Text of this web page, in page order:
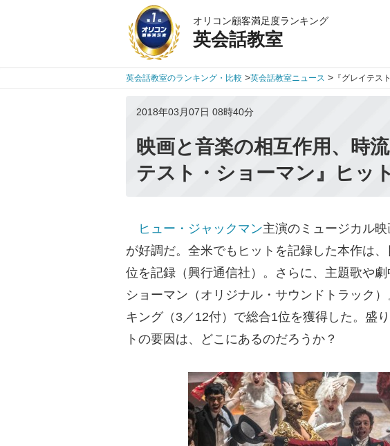
オリコン顧客満足度ランキング
英会話教室
英会話教室のランキング・比較 >英会話教室ニュース > 『グレイテス
2018年03月07日 08時40分
映画と音楽の相互作用、時
テスト・ショーマン』ヒッ
ヒュー・ジャックマン主演のミュージカル映
が好調だ。全米でもヒットを記録した本作は
位を記録（興行通信社）。さらに、主題歌や
ショーマン（オリジナル・サウンドトラック
キング（3／12付）で総合1位を獲得した。盛
トの要因は、どこにあるのだろうか？